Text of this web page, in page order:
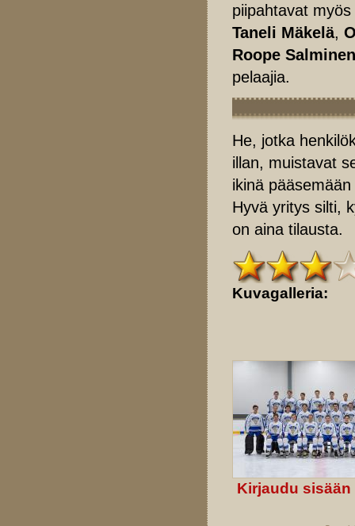
piipahtavat
Taneli Mäkelä,
Roope Salminen
pelaajia.
He, jotka
illan, muistavat
ikinä
Hyvä yritys silti,
on aina tilausta.
Kuvagalleria:
Kirjaudu sisään